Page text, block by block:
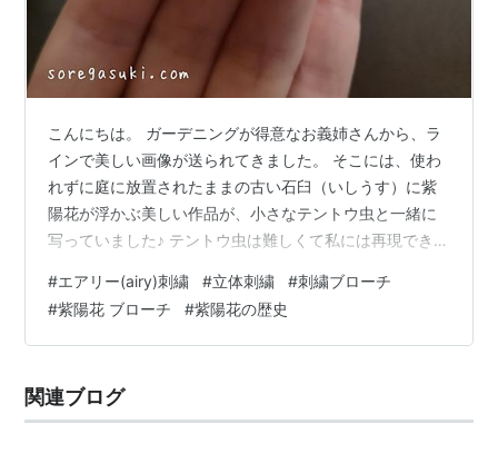
こんにちは。 ガーデニングが得意なお義姉さんから、ラ
インで美しい画像が送られてきました。 そこには、使わ
れずに庭に放置されたままの古い石臼（いしうす）に紫
陽花が浮かぶ美しい作品が、小さなテントウ虫と一緒に
写っていました♪ テントウ虫は難しくて私には再現できま
繍を刺してみました。 今回は、雨に映える『紫陽花 ブロ
ーチ（2）』をご紹介します。 ※「エアリー(airy)刺繍」
についてはこちらをご覧ください。
#エアリー(airy)刺繍 #立体刺繍 #刺繍ブローチ
#紫陽花 ブローチ #紫陽花の歴史
関連ブログ